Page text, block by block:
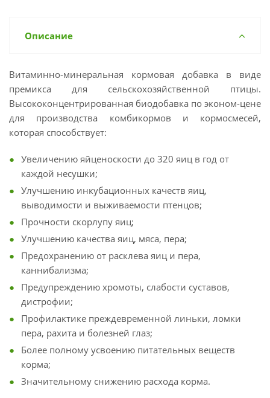
Описание
Витаминно-минеральная кормовая добавка в виде
премикса для сельскохозяйственной птицы.
Высококонцентрированная биодобавка по эконом-цене
для производства комбикормов и кормосмесей,
которая способствует:
Увеличению яйценоскости до 320 яиц в год от
каждой несушки;
Улучшению инкубационных качеств яиц,
выводимости и выживаемости птенцов;
Прочности скорлупу яиц;
Улучшению качества яиц, мяса, пера;
Предохранению от расклева яиц и пера,
каннибализма;
Предупреждению хромоты, слабости суставов,
дистрофии;
Профилактике преждевременной линьки, ломки
пера, рахита и болезней глаз;
Более полному усвоению питательных веществ
корма;
Значительному снижению расхода корма.